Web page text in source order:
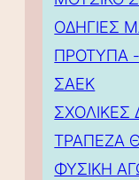
ΟΔΗΓΙΕΣ
ΠΡΟΤΥΠΑ -
ΣΑΕΚ
ΣΧΟΛΙΚΕΣ
ΤΡΑΠΕΖΑ
ΦΥΣΙΚΗ